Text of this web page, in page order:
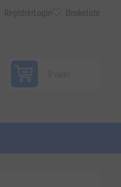
RegistrérLogin Ønskeliste